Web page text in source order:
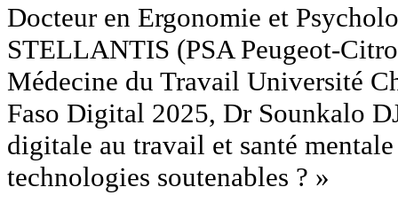
Docteur en Ergonomie et
STELLANTIS (PSA Peugeot-
Médecine du Travail Université
Faso Digital 2025, Dr Sounkalo
digitale au travail et santé
technologies soutenables ? »